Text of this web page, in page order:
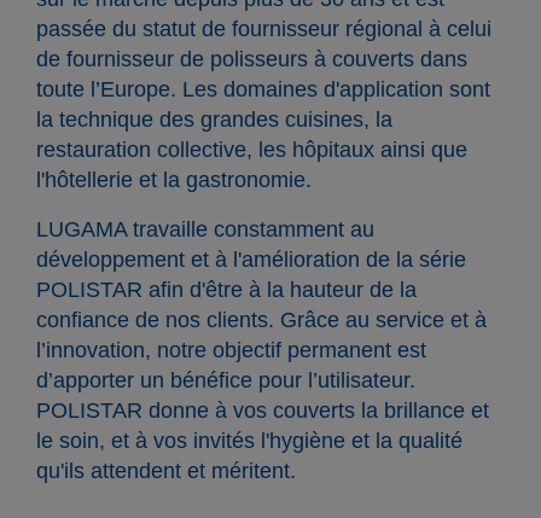
passée du statut de fournisseur régional à celui
de fournisseur de polisseurs à couverts dans
toute l’Europe. Les domaines d'application sont
la technique des grandes cuisines, la
restauration collective, les hôpitaux ainsi que
l'hôtellerie et la gastronomie.
LUGAMA travaille constamment au
développement et à l'amélioration de la série
POLISTAR afin d'être à la hauteur de la
confiance de nos clients. Grâce au service et à
l’innovation, notre objectif permanent est
d’apporter un bénéfice pour l’utilisateur.
POLISTAR donne à vos couverts la brillance et
le soin, et à vos invités l'hygiène et la qualité
qu'ils attendent et méritent.